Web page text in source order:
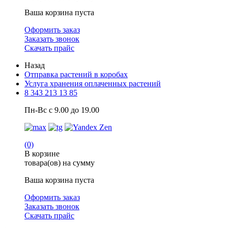
Ваша корзина пуста
Оформить заказ
Заказать звонок
Скачать прайс
Назад
Отправка растений в коробах
Услуга хранения оплаченных растений
8 343 213 13 85
Пн-Вс с 9.00 до 19.00
(0)
В корзине
товара(ов) на сумму
Ваша корзина пуста
Оформить заказ
Заказать звонок
Скачать прайс